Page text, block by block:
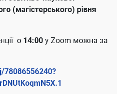
(магістерського) рівня
о 14:00 у Zoom можна за
78086556240?